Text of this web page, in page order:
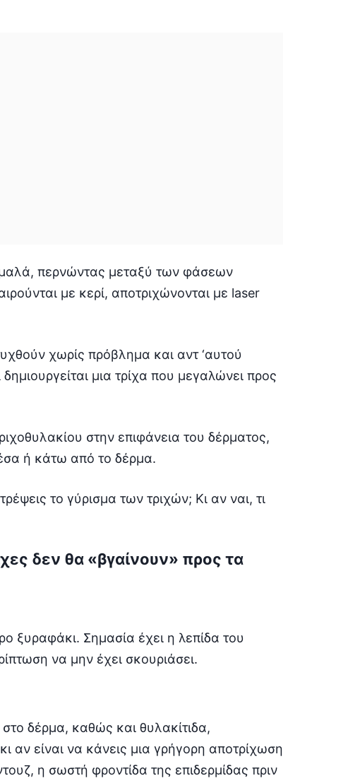
περνώντας μεταξύ των φάσεων
με κερί, αποτριχώνονται με laser
χωρίς πρόβλημα και αντ ‘αυτού
μια τρίχα που μεγαλώνει προς
στην επιφάνεια του δέρματος,
ή κάτω από το δέρμα.
το γύρισμα των τριχών; Κι αν ναι, τι
δεν θα «βγαίνουν» προς τα
ξυραφάκι. Σημασία έχει η λεπίδα του
να μην έχει σκουριάσει.
δέρμα, καθώς και θυλακίτιδα,
αν είναι να κάνεις μια γρήγορη αποτρίχωση
η σωστή φροντίδα της επιδερμίδας πριν